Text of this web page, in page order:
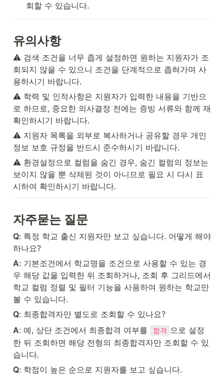
회할 수 있습니다.
유의사항
⚠️ 검색 조건을 너무 좁게 설정하면 원하는 지원자가 조
회되지 않을 수 있으니 조건을 단계적으로 좁혀가며 사
용하시기 바랍니다.
⚠️ 학력 및 인적사항은 지원자가 입력한 내용을 기반으
로 하므로, 중요한 의사결정 전에는 증빙 서류와 함께 재
확인하시기 바랍니다.
⚠️ 지원자 목록을 외부로 복사하거나 공유할 경우 개인
정보 보호 규정을 반드시 준수하시기 바랍니다.
⚠️ 환경설정으로 컬럼을 숨긴 경우, 숨긴 컬럼의 정보는
보이지 않을 뿐 삭제된 것이 아니므로 필요 시 다시 표
시하여 확인하시기 바랍니다.
자주묻는 질문
Q: 특정 학교 출신 지원자만 보고 싶습니다. 어떻게 해야
하나요?
A: 기본조건에서 학교명을 조건으로 사용할 수 있는 경
우 해당 값을 입력한 뒤 조회하거나, 조회 후 그리드에서
학교 컬럼 정렬 및 필터 기능을 사용하여 원하는 학교만
볼 수 있습니다.
Q: 최종합격자만 별도로 조회할 수 있나요?
A: 예, 상단 조건에서 최종합격 여부를 합격 으로 설정
한 뒤 조회하면 해당 전형의 최종합격자만 조회할 수 있
습니다.
Q: 학점이 높은 순으로 지원자를 보고 싶습니다.